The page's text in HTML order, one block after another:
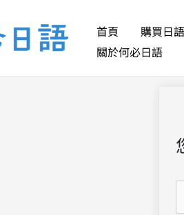
首頁 購買日
關於何必日語